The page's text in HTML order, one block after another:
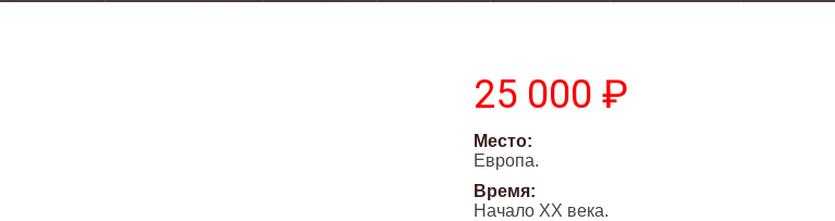
25 000 ₽
Место:
Европа.
Время:
Начало XX века.